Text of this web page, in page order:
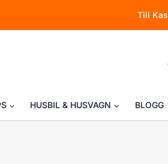
Till
HUSBIL & HUSVAGN BLOGG